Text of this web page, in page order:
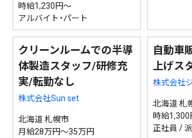
時給1,230円～
アルバイト・パート
クリーンルームでの半導
体製造スタッフ/研修充
実/転勤なし
株式会社Sun set
北海道 札幌市
月給28万円～35万円
自動車
上げス
株式会社
北海道 札
時給1,300
正社員 /